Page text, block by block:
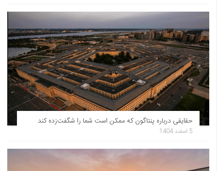
حقایقی درباره پنتاگون که ممکن است شما را شگفت‌زده کند
5 اسفند 1404